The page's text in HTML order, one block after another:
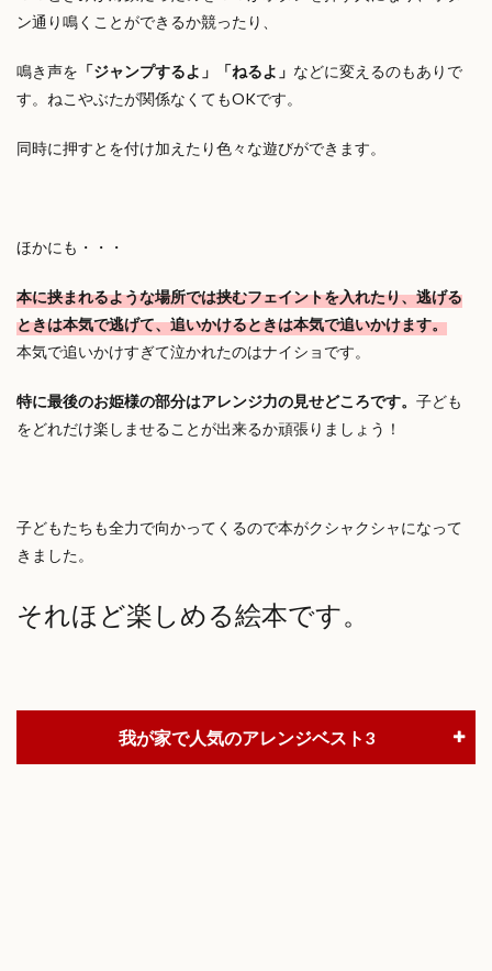
ン通り鳴くことができるか競ったり、
鳴き声を 「ジャンプするよ」「ねるよ」 などに変えるのもありで
す。ねこやぶたが関係なくてもOKです。
同時に押すとを付け加えたり色々な遊びができます。
ほかにも・・・
本に挟まれるような場所では挟むフェイントを入れたり、逃げる
ときは本気で逃げて、追いかけるときは本気で追いかけます。
本気で追いかけすぎて泣かれたのはナイショです。
特に最後のお姫様の部分はアレンジ力の見せどころです。 子ども
をどれだけ楽しませることが出来るか頑張りましょう！
子どもたちも全力で向かってくるので本がクシャクシャになって
きました。
それほど楽しめる絵本です。
我が家で人気のアレンジベスト3